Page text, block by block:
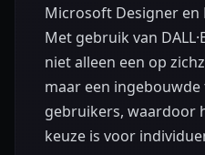
Microsoft Designer
Met gebruik van
niet alleen een op
maar een
gebruikers, waardoor
keuze is voor